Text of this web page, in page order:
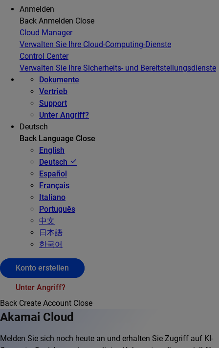
Anmelden
Back Anmelden Close
Cloud Manager
Verwalten Sie Ihre Cloud-Computing-Dienste
Control Center
Verwalten Sie Ihre Sicherheits- und Bereitstellungsdienste
Dokumente
Vertrieb
Support
Unter Angriff?
Deutsch
Back Language Close
English
Deutsch
Español
Français
Italiano
Português
中文
日本語
한국어
Konto erstellen
Unter Angriff?
Back Create Account Close
Akamai Cloud
Melden Sie sich noch heute an und erhalten Sie Zugriff auf KI-